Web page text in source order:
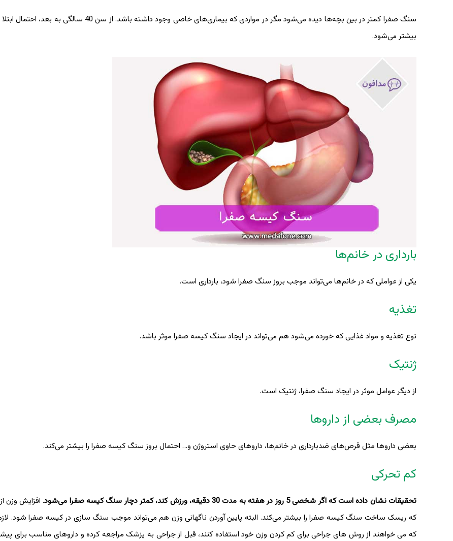
سنگ صفرا کمتر در بین بچه‌ها دیده می‌شود مگر در مواردی که بیماری‌های خاصی وجود داشته باشد.
بیشتر می‌شود.
بارداری در خانم‌ها
یکی از عواملی که در خانم‌ها می‌تواند موجب بروز سنگ صفرا شود، بارداری است.
تغذیه
نوع تغذیه و مواد غذایی که خورده می‌شود هم می‌تواند در ایجاد سنگ کیسه صفرا موثر باشد.
ژنتیک
از دیگر عوامل موثر در ایجاد سنگ صفرا، ژنتیک است.
مصرف بعضی از داروها
بعضی داروها مثل قرص‌های ضدبارداری در خانم‌ها، داروهای حاوی استروژن و… احتمال بروز سنگ کیسه صفرا را بیشتر می‌کند.
کم تحرکی
تحقیقات نشان داده است که اگر شخصی 5 روز در هفته به مدت 30 دقیقه، ورزش کند، کمتر دچار سنگ کیسه صفرا می‌شود
. افزایش وزن
که ریسک ساخت سنگ کیسه صفرا را بیشتر می‌کند. البته پایین آوردن ناگهانی وزن هم می‌تواند موجب سنگ سازی در کیسه صفرا شود.
که می خواهند از روش های جراحی برای کم کردن وزن خود استفاده کنند، قبل از جراحی به پزشک مراجعه کرده و داروهای مناسب برای